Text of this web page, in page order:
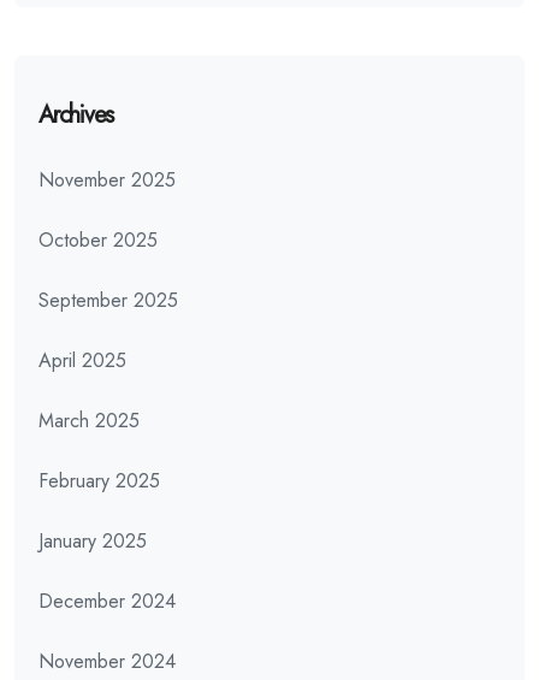
Archives
November 2025
October 2025
September 2025
April 2025
March 2025
February 2025
January 2025
December 2024
November 2024